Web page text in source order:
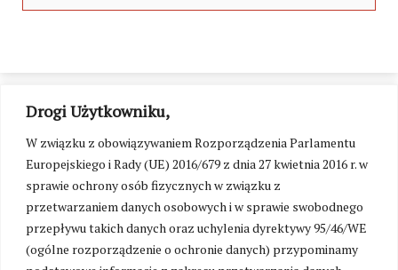
Drogi Użytkowniku,
W związku z obowiązywaniem Rozporządzenia Parlamentu
Europejskiego i Rady (UE) 2016/679 z dnia 27 kwietnia 2016 r. w
sprawie ochrony osób fizycznych w związku z
przetwarzaniem danych osobowych i w sprawie swobodnego
przepływu takich danych oraz uchylenia dyrektywy 95/46/WE
(ogólne rozporządzenie o ochronie danych) przypominamy